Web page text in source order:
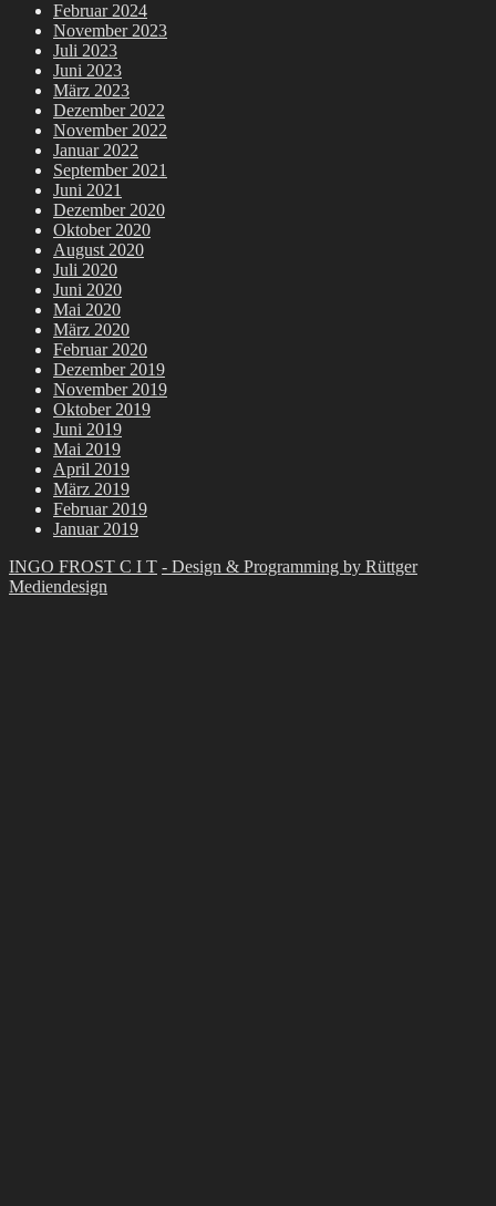
Februar 2024
November 2023
Juli 2023
Juni 2023
März 2023
Dezember 2022
November 2022
Januar 2022
September 2021
Juni 2021
Dezember 2020
Oktober 2020
August 2020
Juli 2020
Juni 2020
Mai 2020
März 2020
Februar 2020
Dezember 2019
November 2019
Oktober 2019
Juni 2019
Mai 2019
April 2019
März 2019
Februar 2019
Januar 2019
INGO FROST C I T - Design & Programming by Rüttger
Mediendesign